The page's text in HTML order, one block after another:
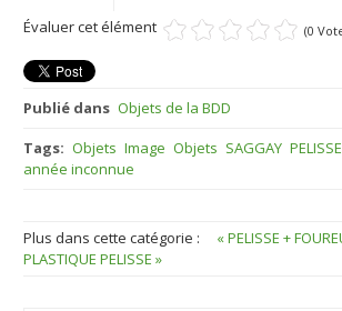
Évaluer cet élément
(0
Publié dans Objets de la BDD
Tags: Objets Image Objets SAGGAY
année inconnue
Plus dans cette catégorie : « PELISSE +
PLASTIQUE PELISSE »